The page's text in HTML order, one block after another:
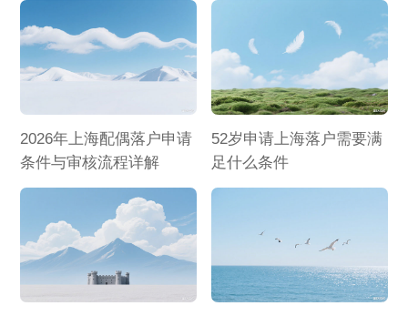
2026年上海配偶落户申请
条件与审核流程详解
52岁申请上海落户需要满
足什么条件